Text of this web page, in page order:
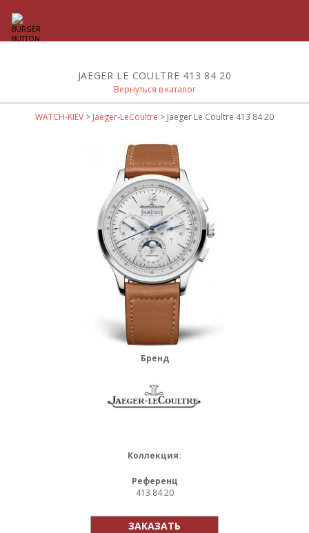
JAEGER LE COULTRE 413 84 20
Вернуться в каталог
WATCH-KIEV > Jaeger-LeCoultre > Jaeger Le Coultre 413 84 20
Бренд
Коллекция:
Референц
413 84 20
ЗАКАЗАТЬ